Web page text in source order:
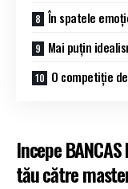
În spatele
Mai puțin
O competiție
Incepe
tău către